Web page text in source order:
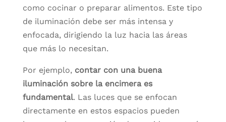
como cocinar o preparar alimentos. Este tipo
de iluminación debe ser más intensa y
enfocada, dirigiendo la luz hacia las áreas
que más lo necesitan.
Por ejemplo, contar con una buena
iluminación sobre la encimera es
fundamental. Las luces que se enfocan
directamente en estos espacios pueden